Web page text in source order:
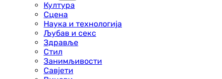
Култура
Сцена
Наука и технологија
Љубав и секс
Здравље
Стил
Занимљивости
Савјети